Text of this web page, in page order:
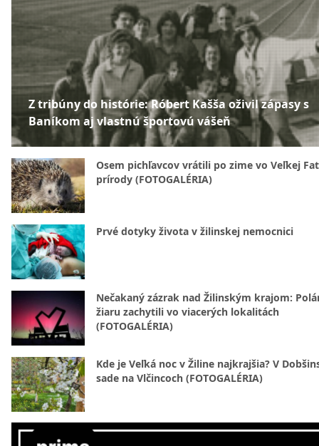
Z tribúny do histórie: Róbert Kašša oživil zápasy s
Baníkom aj vlastnú športovú vášeň
Osem pichľavcov vrátili po zime vo Veľkej
prírody (FOTOGALÉRIA)
Prvé dotyky života v žilinskej nemocnici
Nečakaný zázrak nad Žilinským krajom:
žiaru zachytili vo viacerých lokalitách
(FOTOGALÉRIA)
Kde je Veľká noc v Žiline najkrajšia? V
sade na Vlčincoch (FOTOGALÉRIA)